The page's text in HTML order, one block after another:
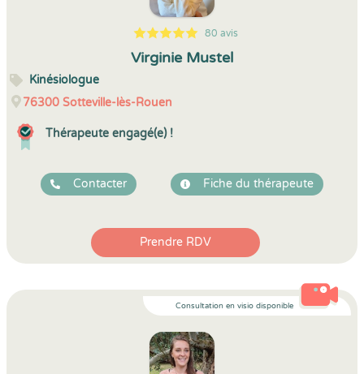
5
1
5
80 80 avis
Virginie Mustel
Kinésiologue
76300 Sotteville-lès-Rouen
Thérapeute engagé(e) !
Contacter Fiche du thérapeute
Prendre RDV
Consultation en visio disponible